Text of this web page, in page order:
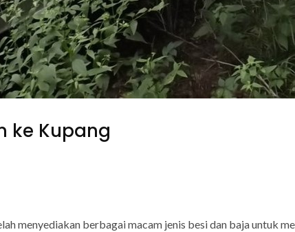
ke Kupang
menyediakan berbagai macam jenis besi dan baja untuk